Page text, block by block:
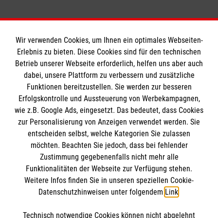
Tel.06131 2858-336
juergen.kunz@malteser.org
Nachricht senden
Diözesangeschäftsführer
Tel.06131 2858-0
Fax 06131 2858-362
roy.kanzler@malteser.org
Nachricht senden
Tamara Fürstin von Clary und
Aldringen
Diözesanoberin
Tel.06131 2858-321
Fax 06131 2858-362
Fax06131 2858-362
Nachricht senden
Tamara Fürstin von Clary und
Aldringen
Diözesanoberin
Tel.06131 2858-321
Fax06131 2858-362
Nachricht senden
Prof. Dr. Thomas Schmitz-
Rixen
Stv. Diözesanleiter und
Diözesanarzt
Landesbeauftragter Hessen
06723 68-1234
ralf.mock@malteser.org
Nachricht senden
Postanschrift:
Malteser Hilfsdienst
Landesgeschäftsstelle Hessen
Adalbert-Stifter-Straße 15
65375 Oestrich-Winkel
Prof. Dr. Ralf Haderlein
Landesbeauftragter Rheinland-
Tel.06131 2858-321
Informationen
Impressum
Datenschutz
Barrierefreiheit
Kontakt
Die Malteser
Malteser in Deutschland
Malteserorden
Sharepoint
Spendenkonto
Wir verwenden Cookies, um Ihnen ein optimales Webseiten-
Erlebnis zu bieten. Diese Cookies sind für den technischen
Betrieb unserer Webseite erforderlich, helfen uns aber auch
dabei, unsere Plattform zu verbessern und zusätzliche
Funktionen bereitzustellen. Sie werden zur besseren
Erfolgskontrolle und Aussteuerung von Werbekampagnen,
wie z.B. Google Ads, eingesetzt. Das bedeutet, dass Cookies
zur Personalisierung von Anzeigen verwendet werden. Sie
entscheiden selbst, welche Kategorien Sie zulassen
möchten. Beachten Sie jedoch, dass bei fehlender
Zustimmung gegebenenfalls nicht mehr alle
Funktionalitäten der Webseite zur Verfügung stehen.
Weitere Infos finden Sie in unseren speziellen Cookie-
Datenschutzhinweisen unter folgendem Link.
Technisch notwendige Cookies können nicht abgelehnt